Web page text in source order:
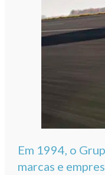
Em 1994, o
marcas e